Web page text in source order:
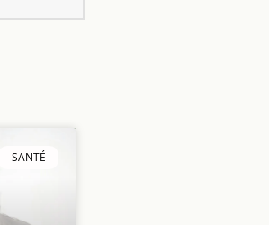
SANTÉ